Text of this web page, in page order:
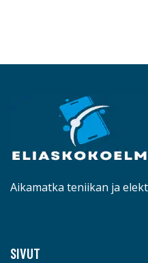
Aikamatka teniikan ja
SIVUT